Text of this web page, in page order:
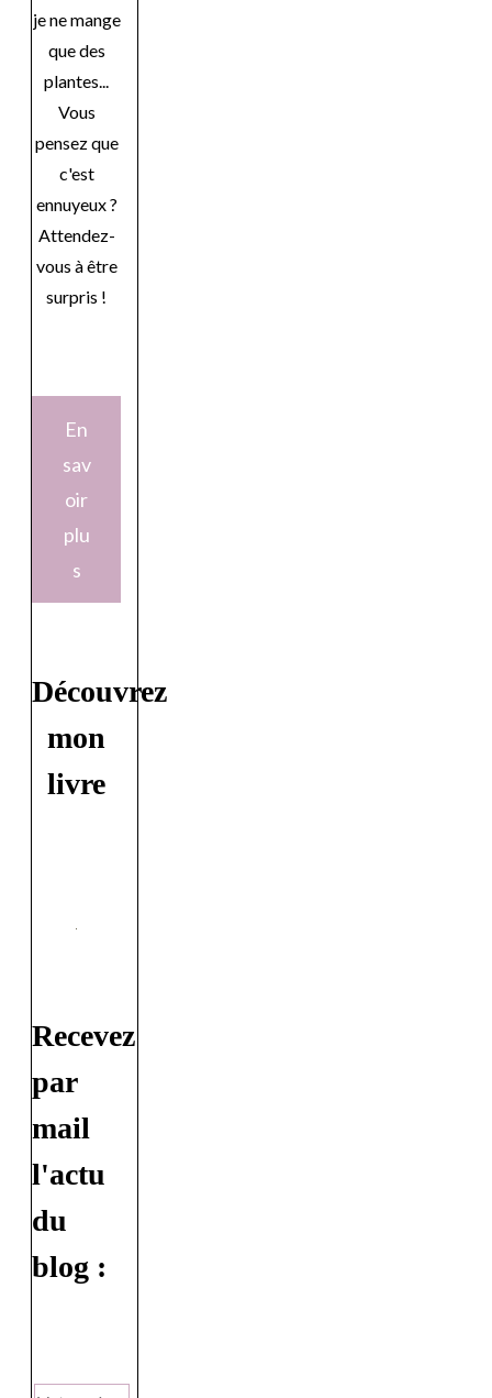
je ne mange
que des
plantes...
Vous
pensez que
c'est
ennuyeux ?
Attendez-
vous à être
surpris !
En
sav
oir
plu
s
Découvrez
mon
livre
Recevez
par
mail
l'actu
du
blog :